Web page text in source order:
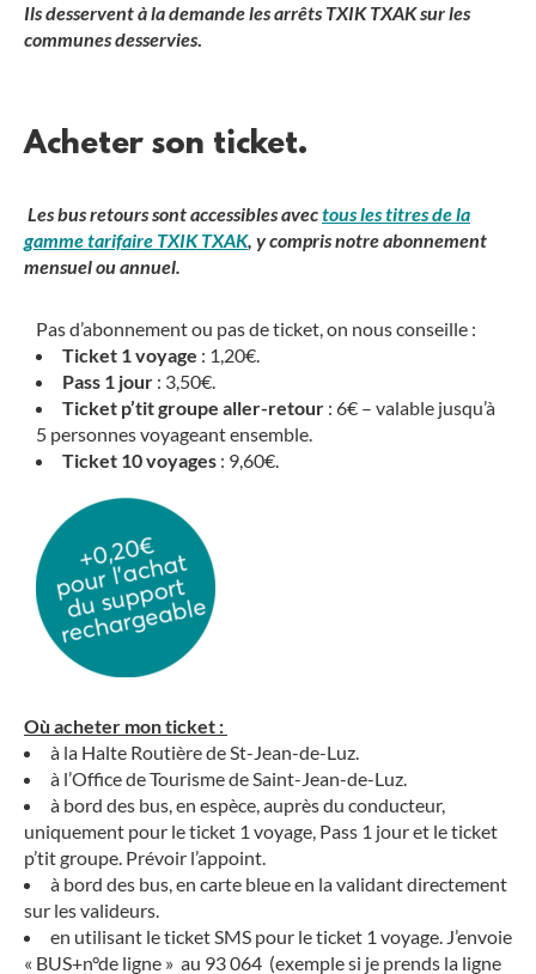
Ilsdesservent à la demande les arrêts TXIK TXAK sur les
communes desservies.
Acheter son ticket.
Les bus retours sont accessibles avectous les titres de la
gamme tarifaire TXIK TXAK, y compris notre abonnement
mensuel ou annuel.
Pas d’abonnement ou pas de ticket, on nous conseille :
Ticket 1 voyage : 1,20€.
Pass 1 jour : 3,50€.
Ticket p’tit groupe aller-retour : 6€ – valable jusqu’à
5 personnes voyageant ensemble.
Ticket 10 voyages : 9,60€.
Où acheter mon ticket :
à la Halte Routière de St-Jean-de-Luz.
à l’Office de Tourisme de Saint-Jean-de-Luz.
à bord des bus, en espèce, auprès du conducteur,
uniquement pour le ticket 1 voyage, Pass 1 jour et le ticket
p’tit groupe. Prévoir l’appoint.
à bord des bus, en carte bleue en la validant directement
sur les valideurs.
en utilisant le ticket SMS pour le ticket 1 voyage. J’envoie
« BUS+n°de ligne » au 93 064 (exemple si je prends la ligne